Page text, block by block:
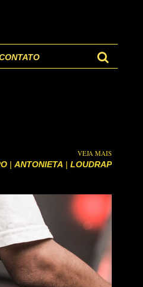
VEJA MAIS
| ANTONIETA | LOUDRAP